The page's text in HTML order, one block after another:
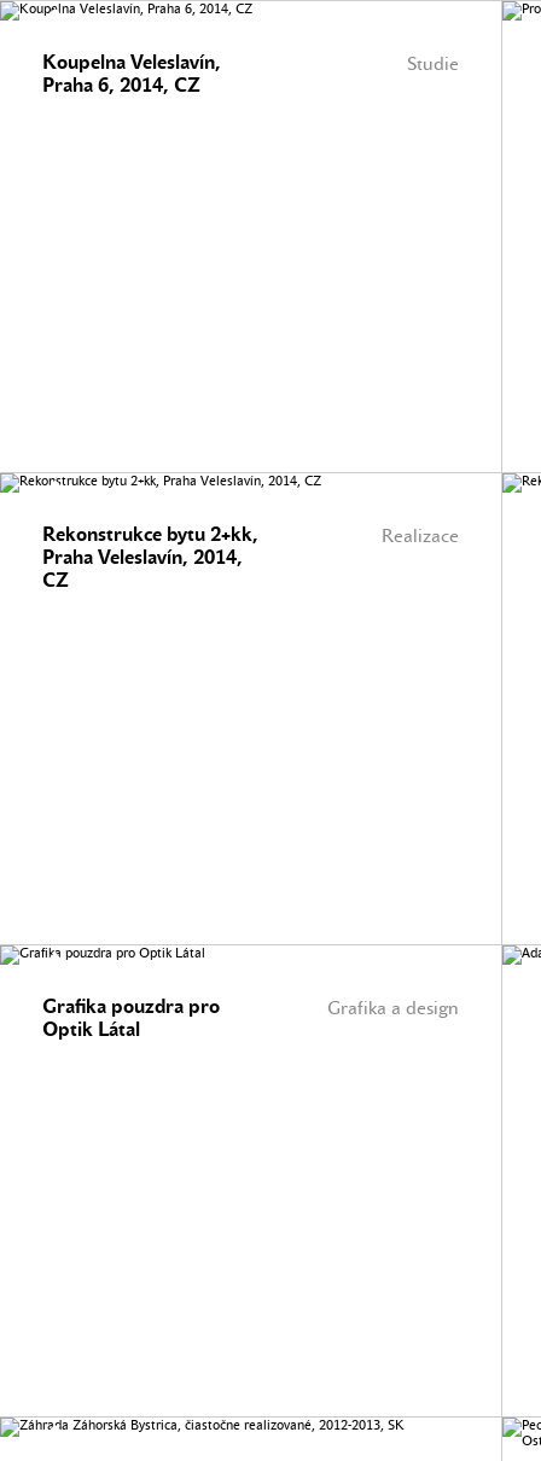
Studie
Koupelna Veleslavín,
Praha 6, 2014, CZ
Realizace
Rekonstrukce bytu 2+kk,
Praha Veleslavín, 2014,
CZ
Grafika a design
Grafika pouzdra pro
Optik Látal